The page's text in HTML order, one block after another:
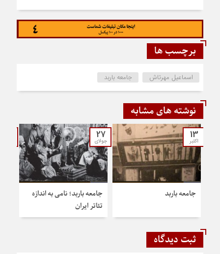
برچسب ها
اسماعیل مهرتاش جامعه باربد
نوشته های مشابه
13
اکتبر
جامعه باربد
27
جولای
جامعه باربد؛ نامی به اندازه
تئاتر ایران
ثبت دیدگاه